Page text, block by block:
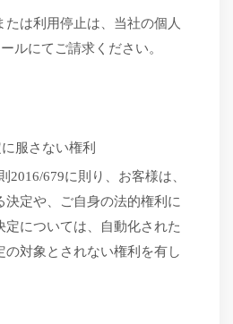
は利用停止は、当社の個人
ルにてご請求ください。
服さない権利
2016/679に則り、お客様は、
決定や、ご自身の法的権利に
定については、自動化された
の対象とされない権利を有し